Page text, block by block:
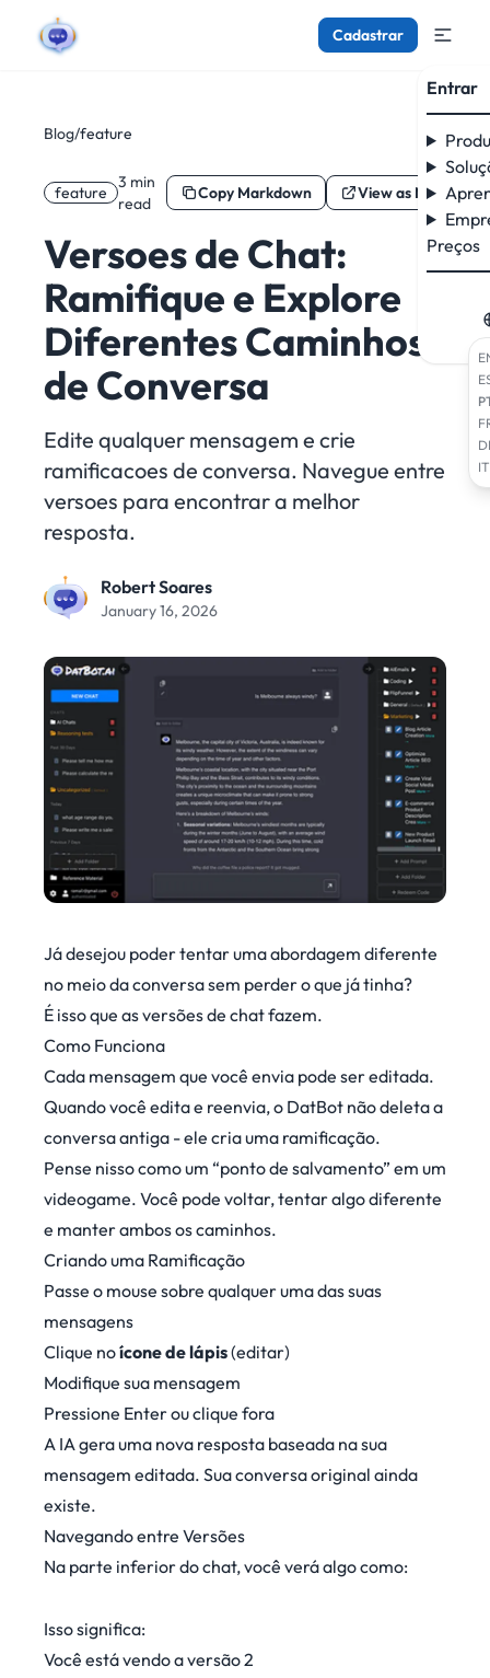
Cadastrar
Entrar
Preços
IT
Blog/feature
feature
3 min
read
Copy Markdown View as Markdown
Versoes de Chat:
Ramifique e Explore
Diferentes Caminhos
de Conversa
Edite qualquer mensagem e crie
ramificacoes de conversa. Navegue entre
versoes para encontrar a melhor
resposta.
Robert Soares
January 16, 2026
Já desejou poder tentar uma abordagem diferente
no meio da conversa sem perder o que já tinha?
É isso que as versões de chat fazem.
Como Funciona
Cada mensagem que você envia pode ser editada.
Quando você edita e reenvia, o DatBot não deleta a
conversa antiga - ele cria uma ramificação.
Pense nisso como um “ponto de salvamento” em um
videogame. Você pode voltar, tentar algo diferente
e manter ambos os caminhos.
Criando uma Ramificação
Passe o mouse sobre qualquer uma das suas
mensagens
Clique noícone de lápis(editar)
Modifique sua mensagem
Pressione Enter ou clique fora
A IA gera uma nova resposta baseada na sua
mensagem editada. Sua conversa original ainda
existe.
Navegando entre Versões
Na parte inferior do chat, você verá algo como:
Isso significa:
Você está vendo a versão 2